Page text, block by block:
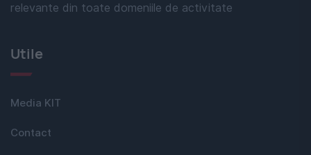
relevante din toate domeniile de activitate
Utile
Media KIT
Contact